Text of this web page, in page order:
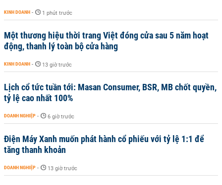
KINH DOANH - 1 phút trước
Một thương hiệu thời trang Việt đóng cửa sau 5 năm hoạt
động, thanh lý toàn bộ cửa hàng
KINH DOANH - 13 giờ trước
Lịch cổ tức tuần tới: Masan Consumer, BSR, MB chốt quyền,
tỷ lệ cao nhất 100%
DOANH NGHIỆP - 6 giờ trước
Điện Máy Xanh muốn phát hành cổ phiếu với tỷ lệ 1:1 để
tăng thanh khoản
DOANH NGHIỆP - 13 giờ trước